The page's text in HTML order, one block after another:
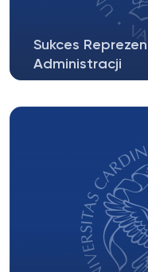
Sukces
Administracji
Wydziału Prawa i